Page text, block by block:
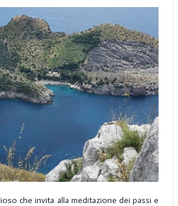
che invita alla meditazione dei passi e